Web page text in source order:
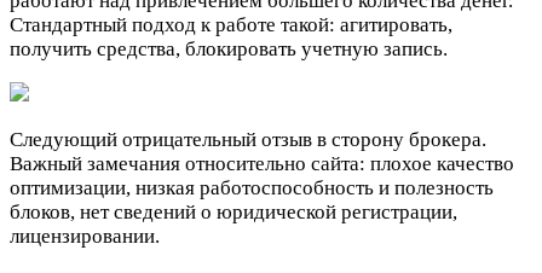
Стандартный подход к работе такой: агитировать,
получить средства, блокировать учетную запись.
Следующий отрицательный отзыв в сторону брокера.
Важный замечания относительно сайта: плохое качество
оптимизации, низкая работоспособность и полезность
блоков, нет сведений о юридической регистрации,
лицензировании.